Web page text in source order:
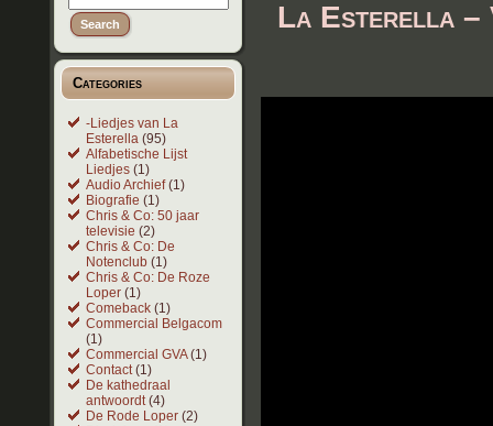
Categories
-Liedjes van La
Esterella (95)
Alfabetische Lijst
Liedjes (1)
Audio Archief(1)
Biografie (1)
Chris & Co: 50 jaar
televisie (2)
Chris & Co: De
Notenclub (1)
Chris & Co: De Roze
Loper (1)
Comeback (1)
Commercial Belgacom
(1)
Commercial GVA(1)
Contact(1)
De kathedraal
antwoordt(4)
De Rode Loper (2)
La Esterella –